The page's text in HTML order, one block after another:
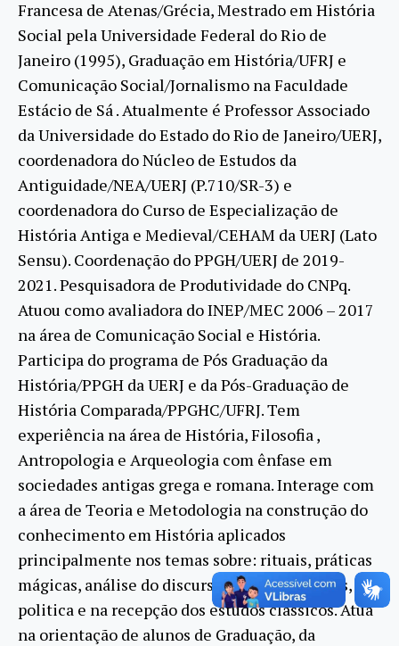
Francesa de Atenas/Grécia, Mestrado em História
Social pela Universidade Federal do Rio de
Janeiro (1995), Graduação em História/UFRJ e
Comunicação Social/Jornalismo na Faculdade
Estácio de Sá . Atualmente é Professor Associado
da Universidade do Estado do Rio de Janeiro/UERJ,
coordenadora do Núcleo de Estudos da
Antiguidade/NEA/UERJ (P.710/SR-3) e
coordenadora do Curso de Especialização de
História Antiga e Medieval/CEHAM da UERJ (Lato
Sensu). Coordenação do PPGH/UERJ de 2019-
2021. Pesquisadora de Produtividade do CNPq.
Atuou como avaliadora do INEP/MEC 2006 – 2017
na área de Comunicação Social e História.
Participa do programa de Pós Graduação da
História/PPGH da UERJ e da Pós-Graduação de
História Comparada/PPGHC/UFRJ. Tem
experiência na área de História, Filosofia ,
Antropologia e Arqueologia com ênfase em
sociedades antigas grega e romana. Interage com
a área de Teoria e Metodologia na construção do
conhecimento em História aplicados
principalmente nos temas sobre: rituais, práticas
mágicas, análise do discursos, praticas sociais,
politica e na recepção dos estudos clássicos. Atua
na orientação de alunos de Graduação, da